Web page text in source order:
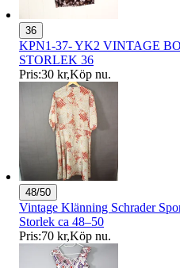
36
KPN1-37- YK2 VINTAGE
STORLEK 36
Pris:30 kr,Köp nu.
48/50
Vintage Klänning Schrader
Storlek ca 48–50
Pris:70 kr,Köp nu.